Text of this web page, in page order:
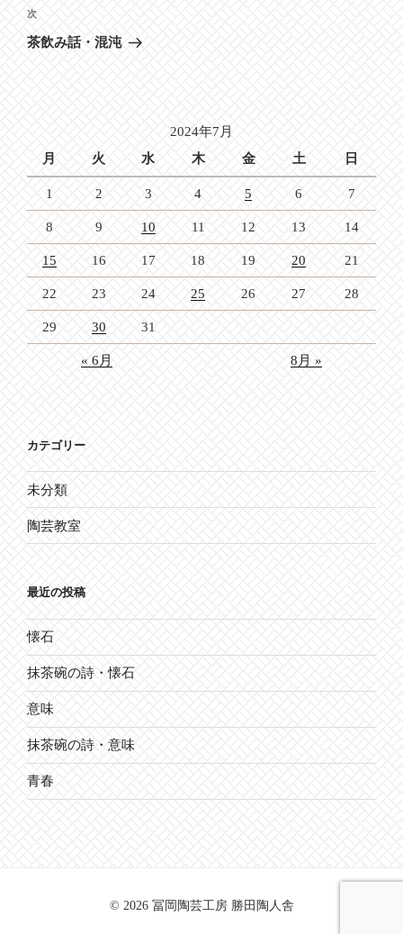
ビ
ゲ
ー
シ
ョ
ン
稿
次
の
投
稿
次
茶飲み話・混沌
2024年7月
月
火 水 木 金 土 日
1 2 3 4 5 6 7
8 9 10 11 12 13 14
15 16 17 18 19 20 21
22 23 24 25 26 27 28
29 30 31
« 6月 8月 »
カテゴリー
未分類
陶芸教室
最近の投稿
懐石
抹茶碗の詩・懐石
意味
抹茶碗の詩・意味
青春
© 2026 冨岡陶芸工房 勝田陶人舎